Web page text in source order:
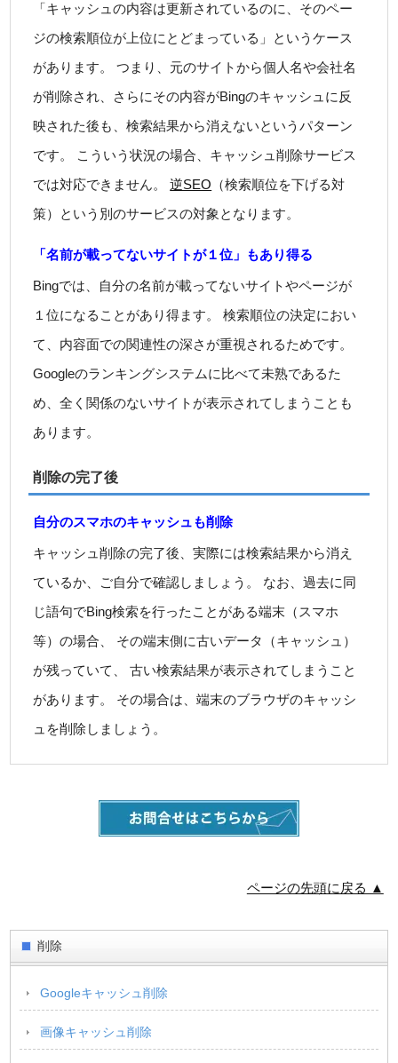
「キャッシュの内容は更新されているのに、そのペー
ジの検索順位が上位にとどまっている」というケース
があります。 つまり、元のサイトから個人名や会社名
が削除され、さらにその内容がBingのキャッシュに反
映された後も、検索結果から消えないというパターン
です。 こういう状況の場合、キャッシュ削除サービス
では対応できません。逆SEO （検索順位を下げる対
策）という別のサービスの対象となります。
「名前が載ってないサイトが１位」もあり得る
Bingでは、自分の名前が載ってないサイトやページが
１位になることがあり得ます。 検索順位の決定におい
て、内容面での関連性の深さが重視されるためです。
Googleのランキングシステムに比べて未熟であるた
め、全く関係のないサイトが表示されてしまうことも
あります。
削除の完了後
自分のスマホのキャッシュも削除
キャッシュ削除の完了後、実際には検索結果から消え
ているか、ご自分で確認しましょう。 なお、過去に同
じ語句でBing検索を行ったことがある端末（スマホ
等）の場合、 その端末側に古いデータ（キャッシュ）
が残っていて、 古い検索結果が表示されてしまうこと
があります。 その場合は、端末のブラウザのキャッシ
ュを削除しましょう。
ページの先頭に戻る ▲
削除
Googleキャッシュ削除
画像キャッシュ削除